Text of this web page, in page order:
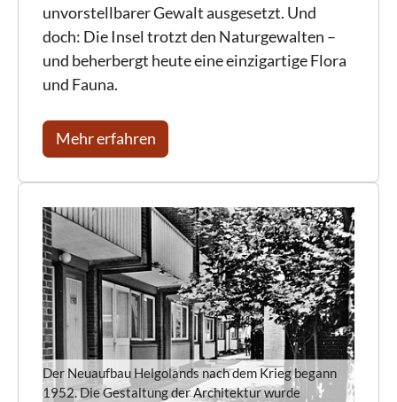
unvorstellbarer Gewalt ausgesetzt. Und
doch: Die Insel trotzt den Naturgewalten –
und beherbergt heute eine einzigartige Flora
und Fauna.
Mehr erfahren
Der Neuaufbau Helgolands nach dem Krieg begann
1952. Die Gestaltung der Architektur wurde